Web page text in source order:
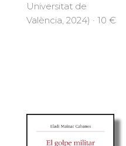
Universitat de
València, 2024) · 10 €